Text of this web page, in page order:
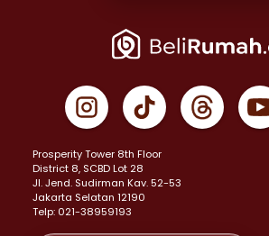
Properti Dijual di Jakarta Pusat >
Properti Dijual di Gambir >
Properti Dijual di Johar Baru >
Properti Dijual di Menteng >
Properti Dijual di Senen >
Properti Dijual di Tanah Abang >
Properti Dijual di Cikini >
Prosperity Tower 8th Floor
District 8, SCBD Lot 28
JI. Jend. Sudirman Kav. 52-53
Jakarta Selatan 12190
Telp: 021-38959193